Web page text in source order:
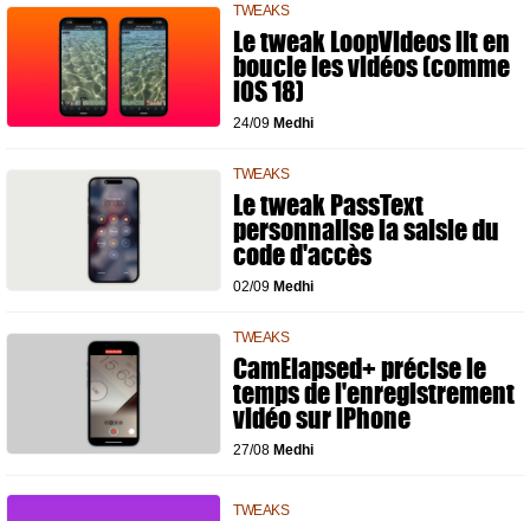
TWEAKS
Le tweak LoopVideos lit en
boucle les vidéos (comme
iOS 18)
24/09 Medhi
TWEAKS
Le tweak PassText
personnalise la saisie du
code d'accès
02/09 Medhi
TWEAKS
CamElapsed+ précise le
temps de l'enregistrement
vidéo sur iPhone
27/08 Medhi
TWEAKS